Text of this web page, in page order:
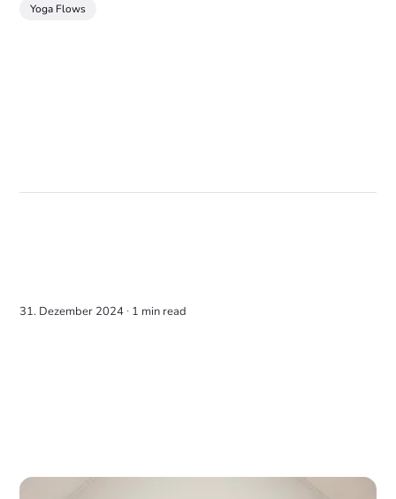
Yoga Flows
31. Dezember 2024 ∙ 1 min read